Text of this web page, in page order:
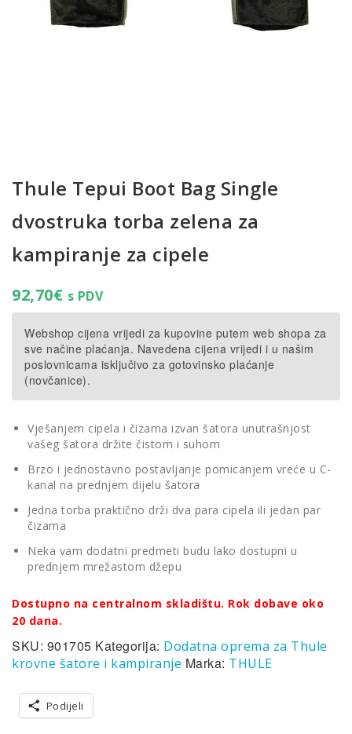
Thule Tepui Boot Bag Single
dvostruka torba zelena za
kampiranje za cipele
92,70€ s PDV
Webshop cijena vrijedi za kupovine putem web shopa za
sve načine plaćanja. Navedena cijena vrijedi i u našim
poslovnicama isključivo za gotovinsko plaćanje
(novčanice).
Vješanjem cipela i čizama izvan šatora unutrašnjost
vašeg šatora držite čistom i suhom
Brzo i jednostavno postavljanje pomicanjem vreće u C-
kanal na prednjem dijelu šatora
Jedna torba praktično drži dva para cipela ili jedan par
čizama
Neka vam dodatni predmeti budu lako dostupni u
prednjem mrežastom džepu
Dostupno na centralnom skladištu. Rok dobave oko
20 dana.
SKU: 901705 Kategorija: Dodatna oprema za Thule
krovne šatore i kampiranje Marka: THULE
Podijeli